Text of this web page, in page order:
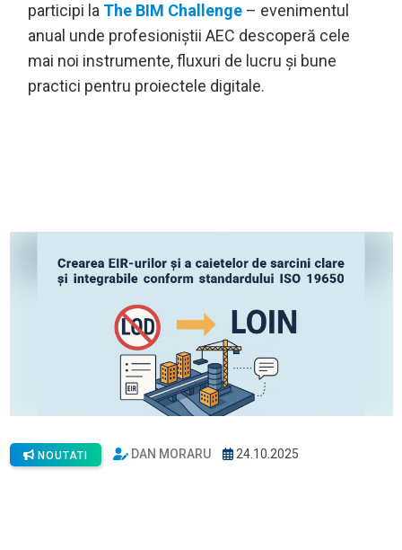
participi la The BIM Challenge– evenimentul
anual unde profesioniștii AEC descoperă cele
mai noi instrumente, fluxuri de lucru și bune
practici pentru proiectele digitale.
NOUTATI DAN MORARU 24.10.2025